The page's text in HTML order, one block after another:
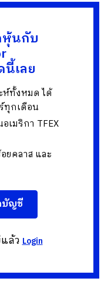
หุ้นกับ
เลย
ห์ทั้งหมด ได้
ทุกเดือน
เมริกา TFEX
ยคลาส และ
บัญชี
ล้วLogin